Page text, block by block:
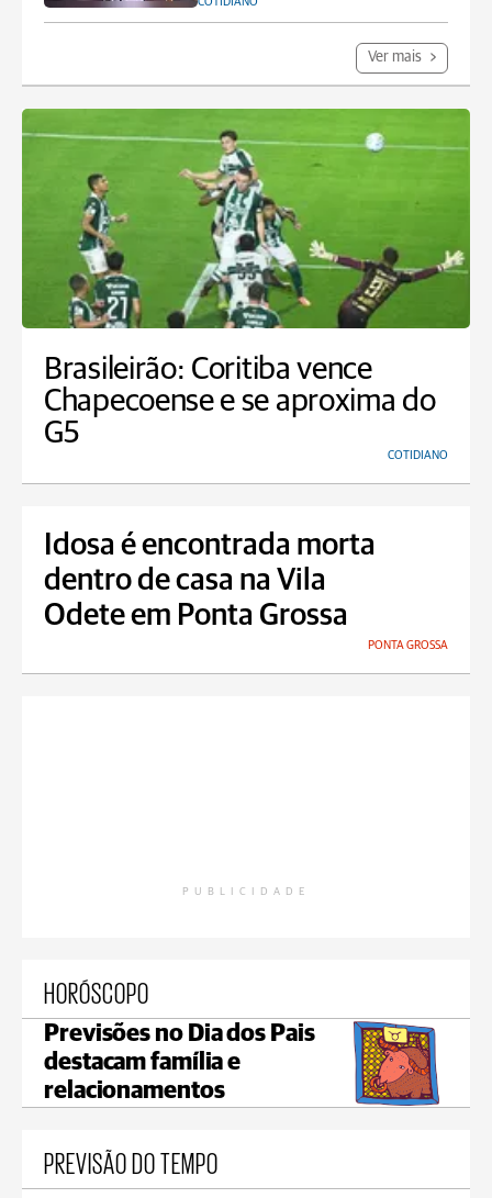
Ver mais
Brasileirão: Coritiba vence
Chapecoense e se aproxima do
G5
COTIDIANO
Idosa é encontrada morta
dentro de casa na Vila
Odete em Ponta Grossa
PONTA GROSSA
PUBLICIDADE
HORÓSCOPO
Previsões no Dia dos Pais
destacam família e
relacionamentos
PREVISÃO DO TEMPO